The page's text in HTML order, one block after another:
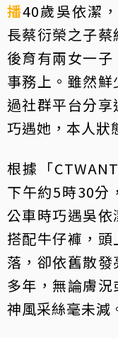
播40歲吳依潔
長蔡衍榮之子
後育有兩女一
事務上。雖然
過社群平台分
巧遇她，本人狀
根據「
下午約5時30分
公車時巧遇吳
搭配牛仔褲，
落，卻依舊散
多年，無論膚
神風采絲毫未減